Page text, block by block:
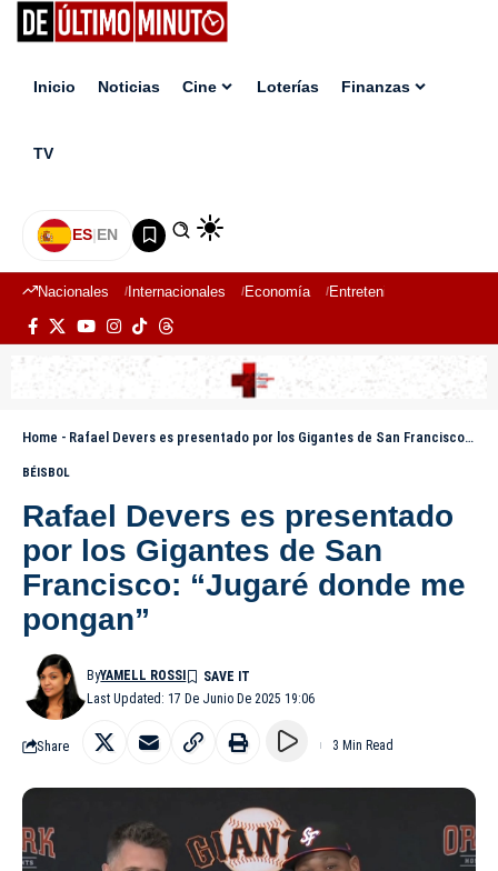
Inicio Noticias Cine Loterías Finanzas
TV
ES|EN
Nacionales Internacionales Economía Entretenimiento
Home - Rafael Devers es presentado por los Gigantes de San Francisco: “Jugaré donde me pongan”
BÉISBOL
Rafael Devers es presentado
por los Gigantes de San
Francisco: “Jugaré donde me
pongan”
Last Updated: 17 De Junio De 2025 19:06
ByYAMELL ROSSI
Share 3 Min Read